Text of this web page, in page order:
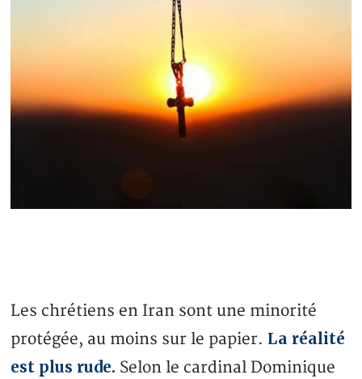
Les chrétiens en Iran sont une minorité
protégée, au moins sur le papier. La réalité
est plus rude. Selon le cardinal Dominique